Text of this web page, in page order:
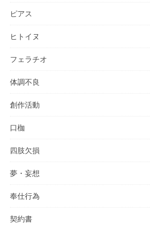
ピアス
ヒトイヌ
フェラチオ
体調不良
創作活動
口枷
四肢欠損
夢・妄想
奉仕行為
契約書